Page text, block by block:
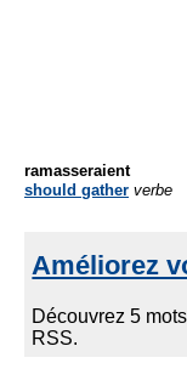
ramasseraient
should gather verbe